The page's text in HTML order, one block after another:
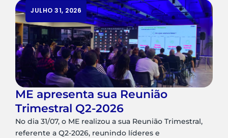
JULHO 31, 2026
ME apresenta sua Reunião
Trimestral Q2-2026
No dia 31/07, o ME realizou a sua Reunião Trimestral,
referente a Q2-2026, reunindo líderes e